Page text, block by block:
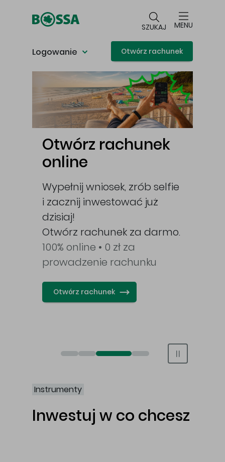
SZUKAJ MENU
Logowanie Otwórz rachunek
Otwórz rachunek
online
Wypełnij wniosek, zrób selfie
i zacznij inwestować już
dzisiaj!
Otwórz rachunek za darmo.
100% online • 0 zł za
prowadzenie rachunku
Otwórz rachunek
Obligacje Best S.A.
Świat bez swap i prowizji
Otwórz rachunek maklerski online
Otwórz konto IKE/IKZE
Instrumenty
Inwestuj w co chcesz